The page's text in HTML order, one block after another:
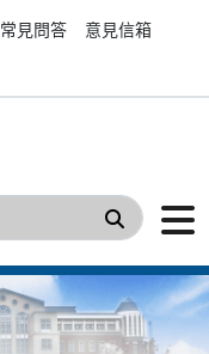
常見問答
意見信箱
搜尋